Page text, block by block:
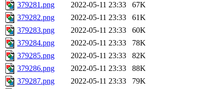
379281.png
2022-05-11 23:33
67K
379282.png
2022-05-11 23:33
61K
379283.png
2022-05-11 23:33
60K
379284.png
2022-05-11 23:33
78K
379285.png
2022-05-11 23:33
82K
379286.png
2022-05-11 23:33
88K
379287.png
2022-05-11 23:33
79K